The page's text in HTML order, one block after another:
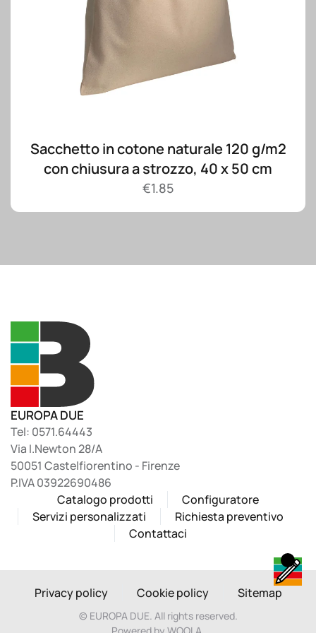
Sacchetto in cotone naturale 120 g/m2
con chiusura a strozzo, 40 x 50 cm
€1.85
EUROPA DUE
Tel: 0571.64443
Via I.Newton 28/A
50051 Castelfiorentino - Firenze
P.IVA 03922690486
Catalogo prodotti
Configuratore
Servizi personalizzati
Richiesta preventivo
Contattaci
Privacy policy Cookie policy Sitemap
© EUROPA DUE. All rights reserved.